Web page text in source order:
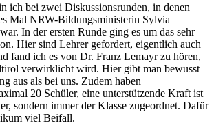
ich bei zwei Diskussionsrunden, in denen
Mal NRW-Bildungsministerin Sylvia
In der ersten Runde ging es um das sehr
Hier sind Lehrer gefordert, eigentlich auch
fand ich es von Dr. Franz Lemayr zu hören,
verwirklicht wird. Hier gibt man bewusst
aus als bei uns. Zudem haben
20 Schüler, eine unterstützende Kraft ist
sondern immer der Klasse zugeordnet. Dafür
viel Beifall.